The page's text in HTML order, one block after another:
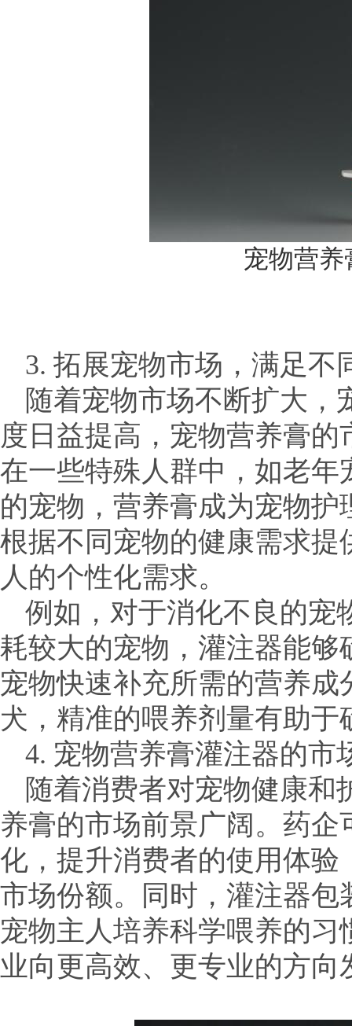
宠物营养
3. 拓展宠物市场，满足不
随着宠物市场不断扩大，
度日益提高，宠物营养膏
在一些特殊人群中，如老
的宠物，营养膏成为宠物
根据不同宠物的健康需求
人的个性化需求。
例如，对于消化不良的宠
耗较大的宠物，灌注器能
宠物快速补充所需的营养
犬，精准的喂养剂量有助
4. 宠物营养膏灌注器的市
随着消费者对宠物健康和
养膏的市场前景广阔。药
化，提升消费者的使用体
市场份额。同时，灌注器
宠物主人培养科学喂养的
业向更高效、更专业的方向